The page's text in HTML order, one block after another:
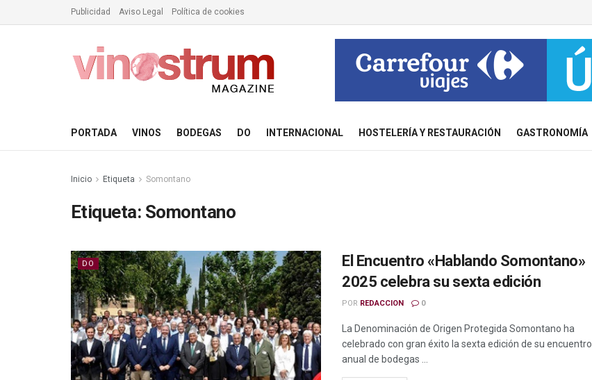
Publicidad Aviso Legal Política de cookies
PORTADA VINOS BODEGAS DO INTERNACIONAL HOSTELERÍA Y RESTAURACIÓN GASTRONOMÍA
Inicio Etiqueta Somontano
Etiqueta: Somontano
DO
El Encuentro «Hablando Somontano»
2025 celebra su sexta edición
POR REDACCION 0
La Denominación de Origen Protegida Somontano ha
celebrado con gran éxito la sexta edición de su encuentro
anual de bodegas ...